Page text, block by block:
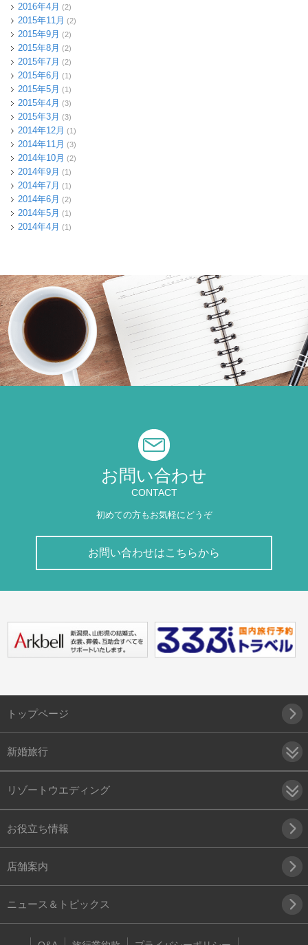
2016年4月 (2)
2015年11月 (2)
2015年9月 (2)
2015年8月 (2)
2015年7月 (2)
2015年6月 (1)
2015年5月 (1)
2015年4月 (3)
2015年3月 (3)
2014年12月 (1)
2014年11月 (3)
2014年10月 (2)
2014年9月 (1)
2014年7月 (1)
2014年6月 (2)
2014年5月 (1)
2014年4月 (1)
お問い合わせ
CONTACT
初めての方もお気軽にどうぞ
お問い合わせはこちらから
トップページ
新婚旅行
リゾートウエディング
お役立ち情報
店舗案内
ニュース＆トピックス